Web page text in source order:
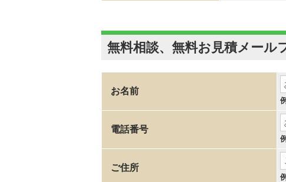
無料相談、無料お見積メール
お名前
電話番号
ご住所